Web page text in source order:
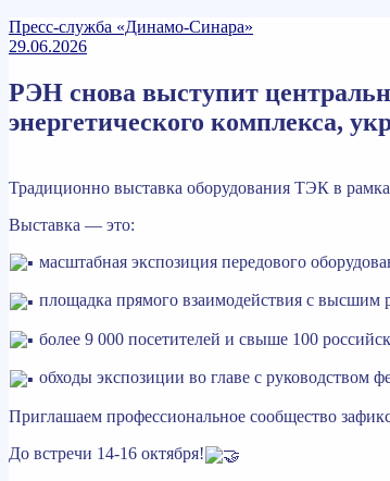
Пресс-служба «Динамо-Синара»
29.06.2026
РЭН снова выступит
энергетического комплекса,
Традиционно выставка оборудования ТЭК в
Выставка — это:
масштабная экспозиция передового
площадка прямого взаимодействия с высшим
более 9 000 посетителей и свыше 100
обходы экспозиции во главе с руководством
Приглашаем профессиональное сообщество
До встречи 14-16 октября!